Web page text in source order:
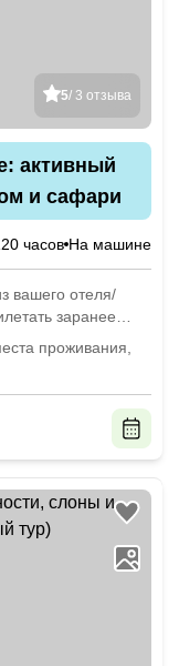
5/ 3 отзыва
активный
и сафари
часов На машине
вашего отеля/
заранее
08:00проживания,